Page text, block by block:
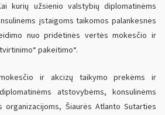
kurių užsienio valstybių diplomatinėms
įstaigoms taikomos palankesnės
nuo pridėtinės vertės mokesčio ir
pakeitimo“.
ir akcizų taikymo prekėms ir
atstovybėms, konsulinėms
organizacijoms, Šiaurės Atlanto Sutarties